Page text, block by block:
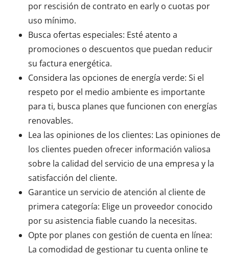
por rescisión de contrato en early o cuotas por
uso mínimo.
Busca ofertas especiales: Esté atento a
promociones o descuentos que puedan reducir
su factura energética.
Considera las opciones de energía verde: Si el
respeto por el medio ambiente es importante
para ti, busca planes que funcionen con energías
renovables.
Lea las opiniones de los clientes: Las opiniones de
los clientes pueden ofrecer información valiosa
sobre la calidad del servicio de una empresa y la
satisfacción del cliente.
Garantice un servicio de atención al cliente de
primera categoría: Elige un proveedor conocido
por su asistencia fiable cuando la necesitas.
Opte por planes con gestión de cuenta en línea:
La comodidad de gestionar tu cuenta online te